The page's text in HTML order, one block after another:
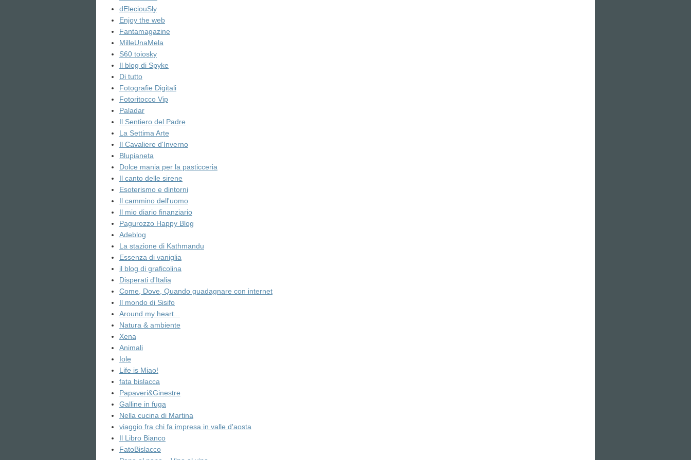
dEleciouSly
Enjoy the web
Fantamagazine
MilleUnaMela
S60 toiosky
Il blog di Spyke
Di tutto
Fotografie Digitali
Fotoritocco Vip
Paladar
Il Sentiero del Padre
La Settima Arte
Il Cavaliere d'Inverno
Blupianeta
Dolce mania per la pasticceria
Il canto delle sirene
Esoterismo e dintorni
Il cammino dell'uomo
Il mio diario finanziario
Pagurozzo Happy Blog
Adeblog
La stazione di Kathmandu
Essenza di vaniglia
il blog di graficolina
Disperati d'Italia
Come, Dove, Quando guadagnare con internet
Il mondo di Sisifo
Around my heart...
Natura & ambiente
Xena
Animali
Iole
Life is Miao!
fata bislacca
Papaveri&Ginestre
Galline in fuga
Nella cucina di Martina
viaggio fra chi fa impresa in valle d'aosta
Il Libro Bianco
FatoBislacco